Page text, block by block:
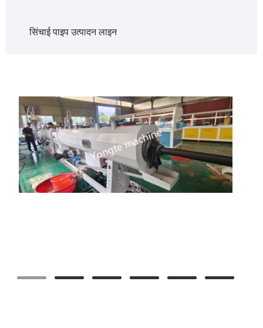
सिंचाई पाइप उत्पादन लाइन